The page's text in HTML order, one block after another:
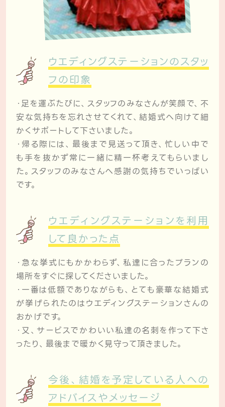
ウエディングステーションのスタッ
フの印象
・足を運ぶたびに、スタッフのみなさんが笑顔で、不
安な気持ちを忘れさせてくれて、結婚式へ向けて細
かくサポートして下さいました。
・帰る際には、最後まで見送って頂き、忙しい中で
も手を抜かず常に一緒に精一杯考えてもらいまし
た。スタッフのみなさんへ感謝の気持ちでいっぱい
です。
ウエディングステーションを利用
して良かった点
・急な挙式にもかかわらず、私達に合ったプランの
場所をすぐに探してくださいました。
・一番は低額でありながらも、とても豪華な結婚式
が挙げられたのはウエディングステーションさんの
おかげです。
・又、サービスでかわいい私達の名刺を作って下さ
ったり、最後まで暖かく見守って頂きました。
今後、結婚を予定している人への
アドバイスやメッセージ